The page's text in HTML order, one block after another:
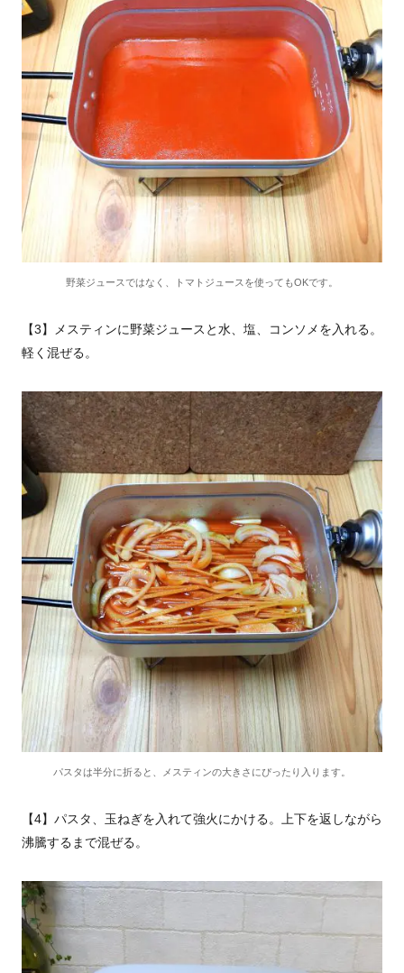
野菜ジュースではなく、トマトジュースを使ってもOKです。
【3】メスティンに野菜ジュースと水、塩、コンソメを入れる。
軽く混ぜる。
パスタは半分に折ると、メスティンの大きさにぴったり入ります。
【4】パスタ、玉ねぎを入れて強火にかける。上下を返しながら
沸騰するまで混ぜる。